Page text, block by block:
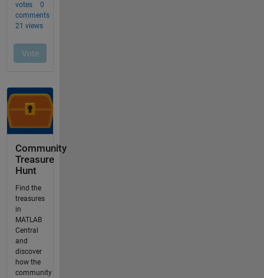
Community
Treasure
Hunt
Find the
treasures
in
MATLAB
Central
and
discover
how the
community